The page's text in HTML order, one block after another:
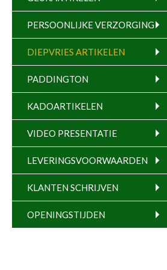
PERSOONLIJKE VERZORGING
DIEPVRIES ARTIKELEN
PADDINGTON
KADOARTIKELEN
VIDEO PRESENTATIE
LEVERINGSVOORWAARDEN
KLANTEN SCHRIJVEN
OPENINGSTIJDEN